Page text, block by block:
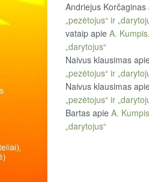
Andriejus Korčaginas
„pezėtojus“ ir
vataip apie A.
„darytojus“
Naivus klausimas
„pezėtojus“ ir
Naivus klausimas
„pezėtojus“ ir
Bartas apie A.
„darytojus“